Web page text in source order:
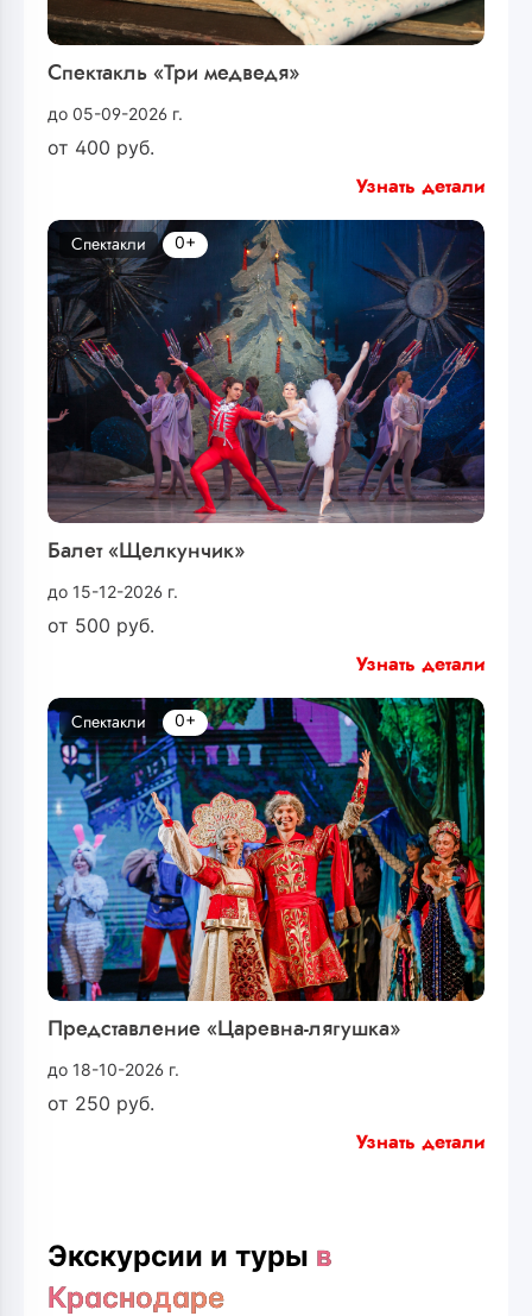
Спектакль «Три медведя»
до 05-09-2026 г.
от 400 руб.
Узнать детали
Балет «Щелкунчик»
до 15-12-2026 г.
от 500 руб.
Спектакли 0+
Узнать детали
Представление «Царевна-лягушка»
до 18-10-2026 г.
от 250 руб.
Спектакли 0+
Узнать детали
Экскурсии и туры в
Краснодаре